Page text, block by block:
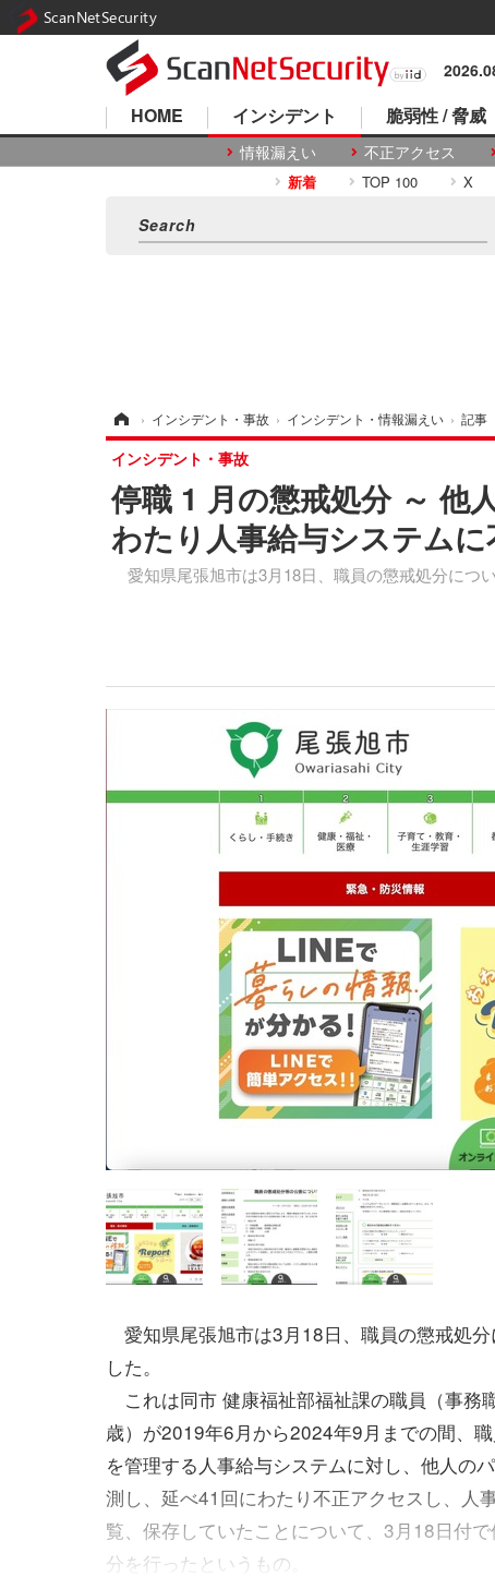
HOME インシデント
情報漏えい 不正アクセス
脆弱性 / 脅威
新着 TOP 100 X
› インシデント・事故 › インシデント・情報漏えい › 記事
停職 1 月の懲戒処分 ～ 他
わたり人事給与システム
愛知県尾張旭市は3月18日、職員の懲戒処分につい
インシデント・事故
愛知県尾張旭市は3月18日、職員の懲戒処
した。
これは同市 健康福祉部福祉課の職員（事務
歳）が2019年6月から2024年9月までの間、
を管理する人事給与システムに対し、他人の
測し、延べ41回にわたり不正アクセスし、人
覧、保存していたことについて、3月18日付
分を行ったというもの。
ScanNetSecurity